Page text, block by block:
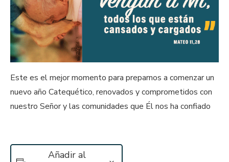
Este es el mejor momento para preparnos a comenzar un
nuevo año Catequético, renovados y comprometidos con
nuestro Señor y las comunidades que Él nos ha confiado
Añadir al